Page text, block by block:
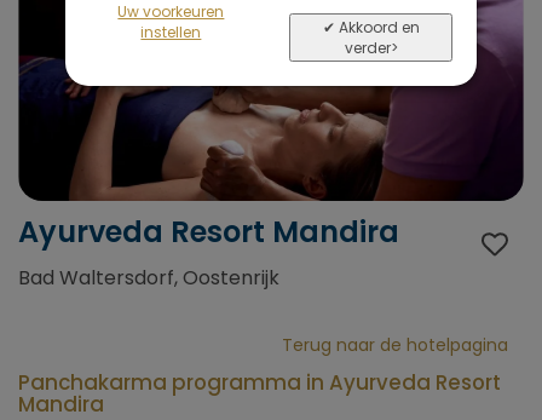
Ayurveda Resort Mandira
Bad Waltersdorf, Oostenrijk
Terug naar de hotelpagina
Panchakarma programma in Ayurveda Resort
Mandira
Uw voorkeuren
instellen
✔ Akkoord en
verder>